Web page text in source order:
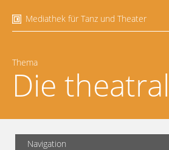
Mediathek für Tanz und Theater
Thema
Die
Navigation